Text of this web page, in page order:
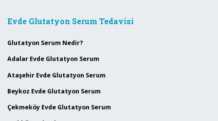
Evde Glutatyon Serum Tedavisi
Glutatyon Serum Nedir?
Adalar Evde Glutatyon Serum
Ataşehir Evde Glutatyon Serum
Beykoz Evde Glutatyon Serum
Çekmeköy Evde Glutatyon Serum